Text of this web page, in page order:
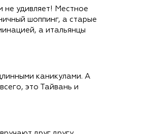
не удивляет! Местное
шоппинг, а старые
а итальянцы
каникулами. А
это Тайвань и